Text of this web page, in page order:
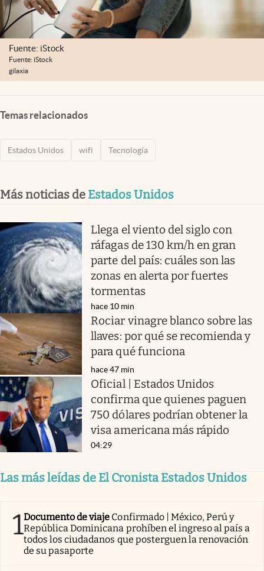
Fuente: iStock
Fuente: iStock
gilaxia
Temas relacionados
Estados Unidos wifi Tecnología
Más noticias de Estados Unidos
Llega el viento del siglo con
ráfagas de 130 km/h en gran
parte del país: cuáles son las
zonas en alerta por fuertes
tormentas
hace 10 min
Rociar vinagre blanco sobre las
llaves: por qué se recomienda y
para qué funciona
hace 47 min
Oficial | Estados Unidos
confirma que quienes paguen
750 dólares podrían obtener la
visa americana más rápido
04:29
Las más leídas de El Cronista Estados Unidos
1Documento de viaje Confirmado | México, Perú y
República Dominicana prohíben el ingreso al país a
todos los ciudadanos que posterguen la renovación
de su pasaporte